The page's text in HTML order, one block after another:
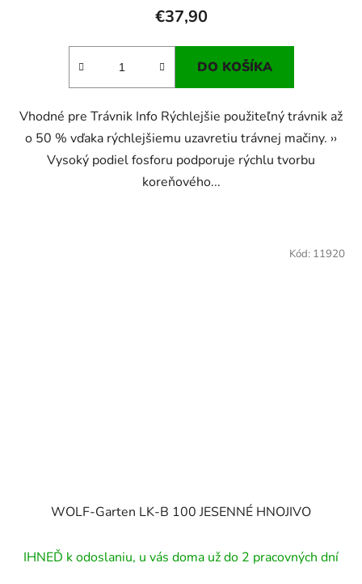
€37,90
DO KOŠÍKA
Vhodné pre Trávnik Info Rýchlejšie použiteľný trávnik až
o 50 % vďaka rýchlejšiemu uzavretiu trávnej mačiny. ››
Vysoký podiel fosforu podporuje rýchlu tvorbu
koreňového...
WOLF-Garten LK-B 100 JESENNÉ HNOJIVO
IHNEĎ k odoslaniu, u vás doma už do 2 pracovných dní
Kód: 11920